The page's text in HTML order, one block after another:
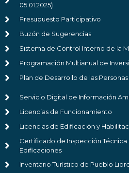
05.01.2025)
Presupuesto Participativo
Buzón de Sugerencias
Sistema de Control Interno de la
Programación Multianual de
Plan de Desarrollo de las Personas
Servicio Digital de Información
Licencias de Funcionamiento
Licencias de Edificación y
Certificado de Inspección
Edificaciones
Inventario Turístico de Pueblo